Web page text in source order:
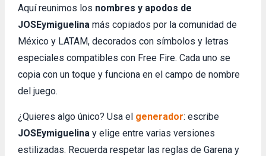
Aquí reunimos los nombres y apodos de
JOSEymiguelina más copiados por la comunidad de
México y LATAM, decorados con símbolos y letras
especiales compatibles con Free Fire. Cada uno se
copia con un toque y funciona en el campo de nombre
del juego.
¿Quieres algo único? Usa el generador: escribe
JOSEymiguelina y elige entre varias versiones
estilizadas. Recuerda respetar las reglas de Garena y